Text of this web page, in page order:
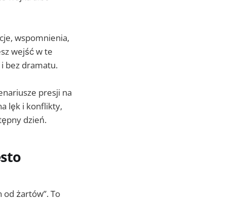
wspomnienia,
wejść w te
bez dramatu.
presji na
lęk i konflikty,
dzień.
od żartów”. To